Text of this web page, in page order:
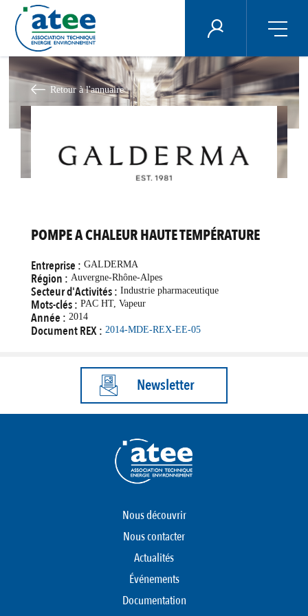
au
contenu
principal
ÉNERGIE PLUS
Retour à l'annuaire
POMPE A CHALEUR HAUTE TEMPÉRATURE
Entreprise : GALDERMA
Région : Auvergne-Rhône-Alpes
Secteur d'Activités : Industrie pharmaceutique
Mots-clés : PAC HT, Vapeur
Année : 2014
Document REX : 2014-MDE-REX-EE-05
Newsletter
Nous découvrir
Nous contacter
Actualités
Événements
Documentation
Panneau de gestion des cookies